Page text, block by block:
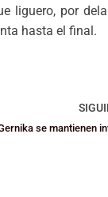
liguero, por
hasta el final.
se mantienen